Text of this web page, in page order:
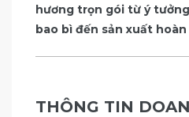
hương trọn gói từ ý
bao bì đến sản xuất
THÔNG TIN